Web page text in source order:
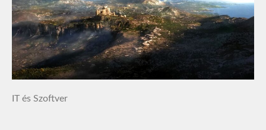
IT és Szoftver